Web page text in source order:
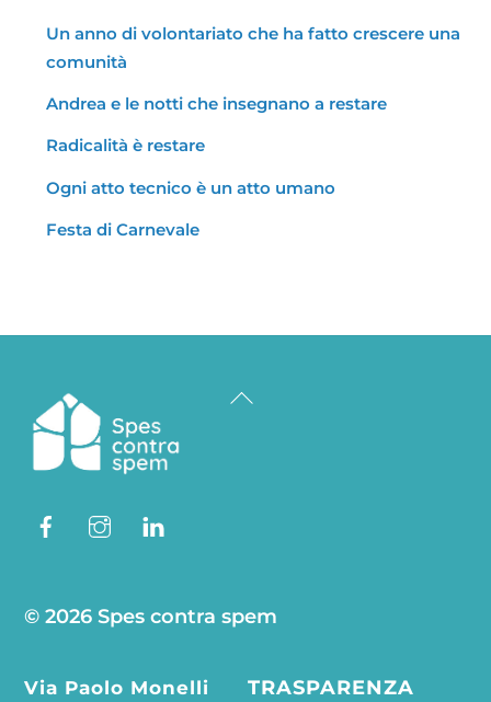
Un anno di volontariato che ha fatto crescere una
comunità
Andrea e le notti che insegnano a restare
Radicalità è restare
Ogni atto tecnico è un atto umano
Festa di Carnevale
Back
FacebookInstagram
© 2026 Spes contra spem
Via Paolo Monelli TRASPARENZA